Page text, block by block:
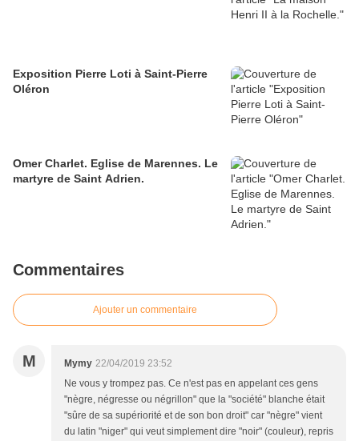
Exposition Pierre Loti à Saint-Pierre
Oléron
Omer Charlet. Eglise de Marennes. Le
martyre de Saint Adrien.
Commentaires
Ajouter un commentaire
M Mymy 22/04/2019 23:52
Ne vous y trompez pas. Ce n'est pas en appelant ces gens
"nègre, négresse ou négrillon" que la "société" blanche était
"sûre de sa supériorité et de son bon droit" car "nègre" vient
du latin "niger" qui veut simplement dire "noir" (couleur), repris